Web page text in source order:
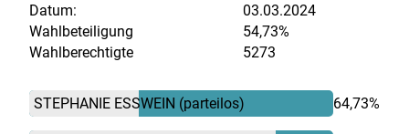
Datum:
03.03.2024
Wahlbeteiligung
54,73%
Wahlberechtigte
5273
STEPHANIE ESSWEIN (parteilos) 64,73%